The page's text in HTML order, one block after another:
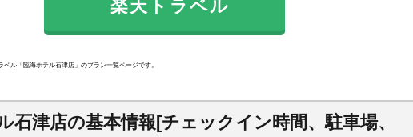
楽天トラベル
ル「臨海ホテル石津店」のプラン一覧ページです。
石津店の基本情報[チェックイン時間、駐車場、